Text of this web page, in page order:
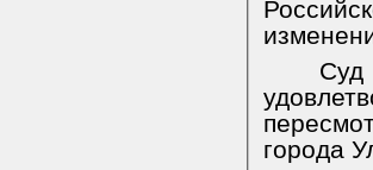
Суд
города